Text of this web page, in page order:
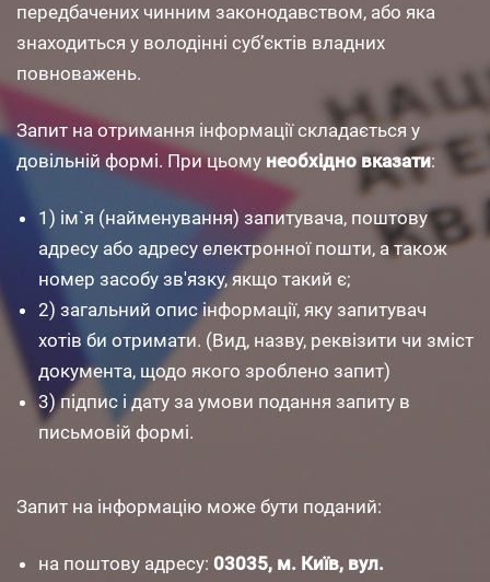
передбачених чинним законодавством, або яка
знаходиться у володінні суб’єктів владних
повноважень.
Запит на отримання інформації складається у
довільній формі. При цьому необхідно вказати:
1) ім`я (найменування) запитувача, поштову
адресу або адресу електронної пошти, а також
номер засобу зв'язку, якщо такий є;
2) загальний опис інформації, яку запитувач
хотів би отримати. (Вид, назву, реквізити чи зміст
документа, щодо якого зроблено запит)
3) підпис і дату за умови подання запиту в
письмовій формі.
Запит на інформацію може бути поданий:
на поштову адресу: 03035, м. Київ, вул.